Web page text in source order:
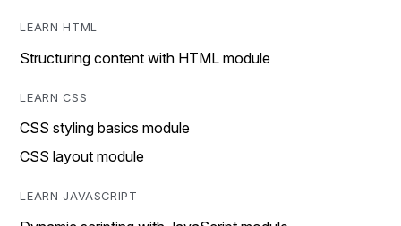
LEARN HTML
Structuring content with HTML module
LEARN CSS
CSS styling basics module
CSS layout module
LEARN JAVASCRIPT